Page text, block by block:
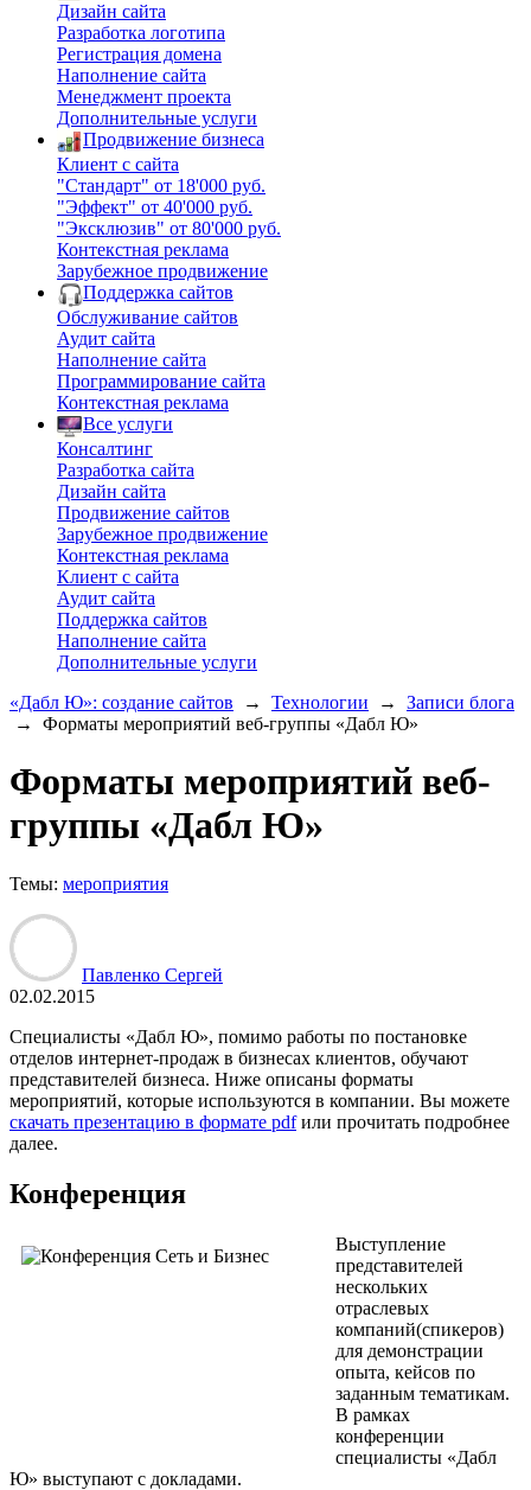
Дизайн сайта
Разработка логотипа
Регистрация домена
Наполнение сайта
Менеджмент проекта
Дополнительные услуги
Продвижение бизнеса
Клиент с сайта
"Стандарт" от 18'000 руб.
"Эффект" от 40'000 руб.
"Эксклюзив" от 80'000 руб.
Контекстная реклама
Зарубежное продвижение
Поддержка сайтов
Обслуживание сайтов
Аудит сайта
Наполнение сайта
Программирование сайта
Контекстная реклама
Все услуги
Консалтинг
Разработка сайта
Дизайн сайта
Продвижение сайтов
Зарубежное продвижение
Контекстная реклама
Клиент с сайта
Аудит сайта
Поддержка сайтов
Наполнение сайта
Дополнительные услуги
«Дабл Ю»: создание сайтов
→ Технологии →
Записи блога
→
Форматы мероприятий веб-группы «Дабл Ю»
Форматы мероприятий веб-
группы «Дабл Ю»
Темы: мероприятия
Павленко Сергей
02.02.2015
Специалисты «Дабл Ю», помимо работы по постановке
отделов интернет-продаж в бизнесах клиентов, обучают
представителей бизнеса. Ниже описаны форматы
мероприятий, которые используются в компании. Вы можете
скачать презентацию в формате pdfили прочитать подробнее
далее.
Конференция
Выступление
представителей
нескольких
отраслевых
компаний(спикеров)
для демонстрации
опыта, кейсов по
заданным тематикам.
В рамках
конференции
специалисты «Дабл
Ю» выступают с докладами.